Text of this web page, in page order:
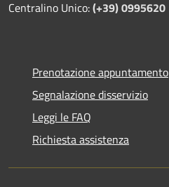
Centralino Unico:(+39) 0995620
Prenotazione appuntamento
Segnalazione disservizio
Leggi le FAQ
Richiesta assistenza